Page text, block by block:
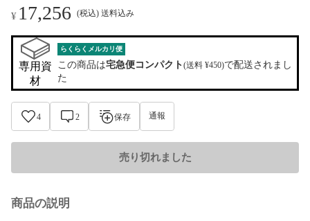
¥ 17,256 (税込) 送料込み
専用資
材
らくらくメルカリ便
この商品は宅急便コンパクト(送料 ¥450)で配送されまし
た
4 2 保存 通報
売り切れました
商品の説明